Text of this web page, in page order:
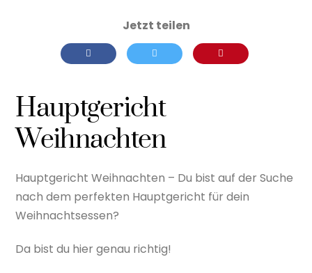
Hauptgericht
Weihnachten
Hauptgericht Weihnachten – Du bist auf der Suche
nach dem perfekten Hauptgericht für dein
Weihnachtsessen?
Da bist du hier genau richtig!